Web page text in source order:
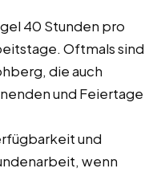
40 Stunden pro
Oftmals sind
die auch
und Feiertage
und
wenn